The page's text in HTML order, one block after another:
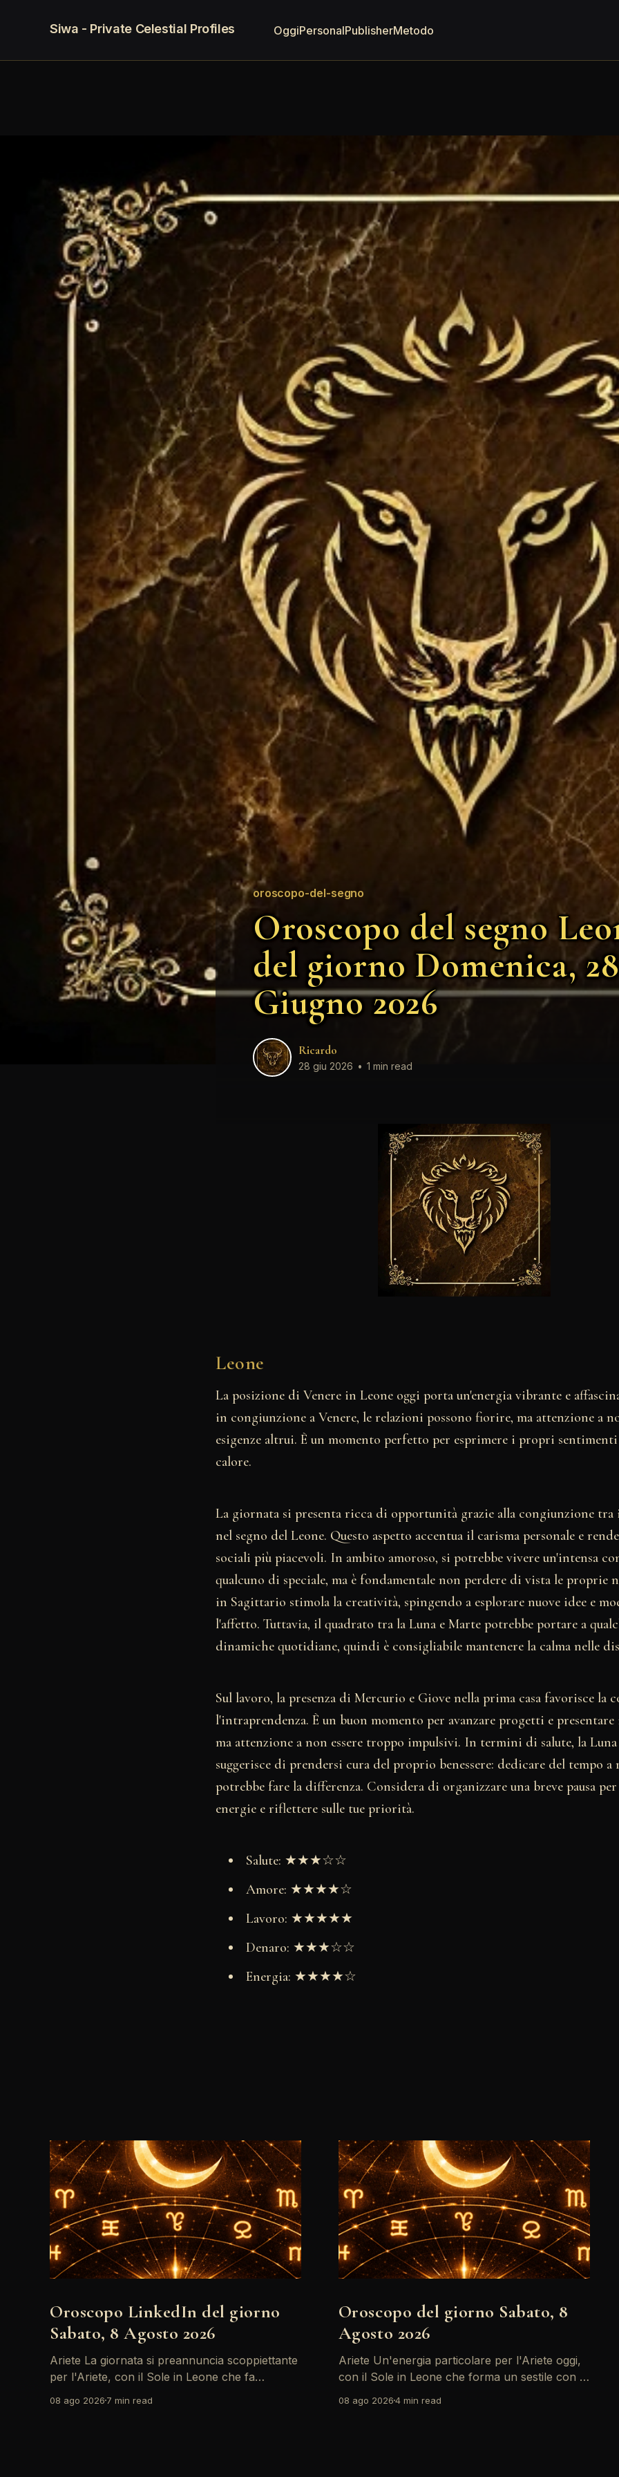
Siwa - Private Celestial Profiles OggiPersonalPublisherMetodo
oroscopo-del-segno
Oroscopo del segno
del giorno Domenica, 28
Giugno 2026
Ricardo
28 giu 2026 • 1 min read
Leone
La posizione di Venere in Leone oggi porta un'energia vibrante e
in congiunzione a Venere, le relazioni possono fiorire, ma attenzione a
esigenze altrui. È un momento perfetto per esprimere i propri
calore.
La giornata si presenta ricca di opportunità grazie alla congiunzione tra
nel segno del Leone. Questo aspetto accentua il carisma personale e
sociali più piacevoli. In ambito amoroso, si potrebbe vivere un'intensa
qualcuno di speciale, ma è fondamentale non perdere di vista le proprie
in Sagittario stimola la creatività, spingendo a esplorare nuove idee e
l'affetto. Tuttavia, il quadrato tra la Luna e Marte potrebbe portare a
dinamiche quotidiane, quindi è consigliabile mantenere la calma nelle
Sul lavoro, la presenza di Mercurio e Giove nella prima casa favorisce la
l'intraprendenza. È un buon momento per avanzare progetti e
ma attenzione a non essere troppo impulsivi. In termini di salute, la Luna
suggerisce di prendersi cura del proprio benessere: dedicare del tempo a
potrebbe fare la differenza. Considera di organizzare una breve pausa
energie e riflettere sulle tue priorità.
Salute: ★★★☆☆
Amore: ★★★★☆
Lavoro: ★★★★★
Denaro: ★★★☆☆
Energia: ★★★★☆
Oroscopo LinkedIn del giorno
Sabato, 8 Agosto 2026
Ariete La giornata si preannuncia scoppiettante
per l'Ariete, con il Sole in Leone che fa
transito è un'opportunità d'oro per postare un
08 ago 2026 7 min read
Oroscopo del giorno Sabato, 8
Agosto 2026
Ariete Un'energia particolare per l'Ariete oggi,
con il Sole in Leone che forma un sestile con la
comunicazione e i legami sociali, rendendo il
08 ago 20264 min read